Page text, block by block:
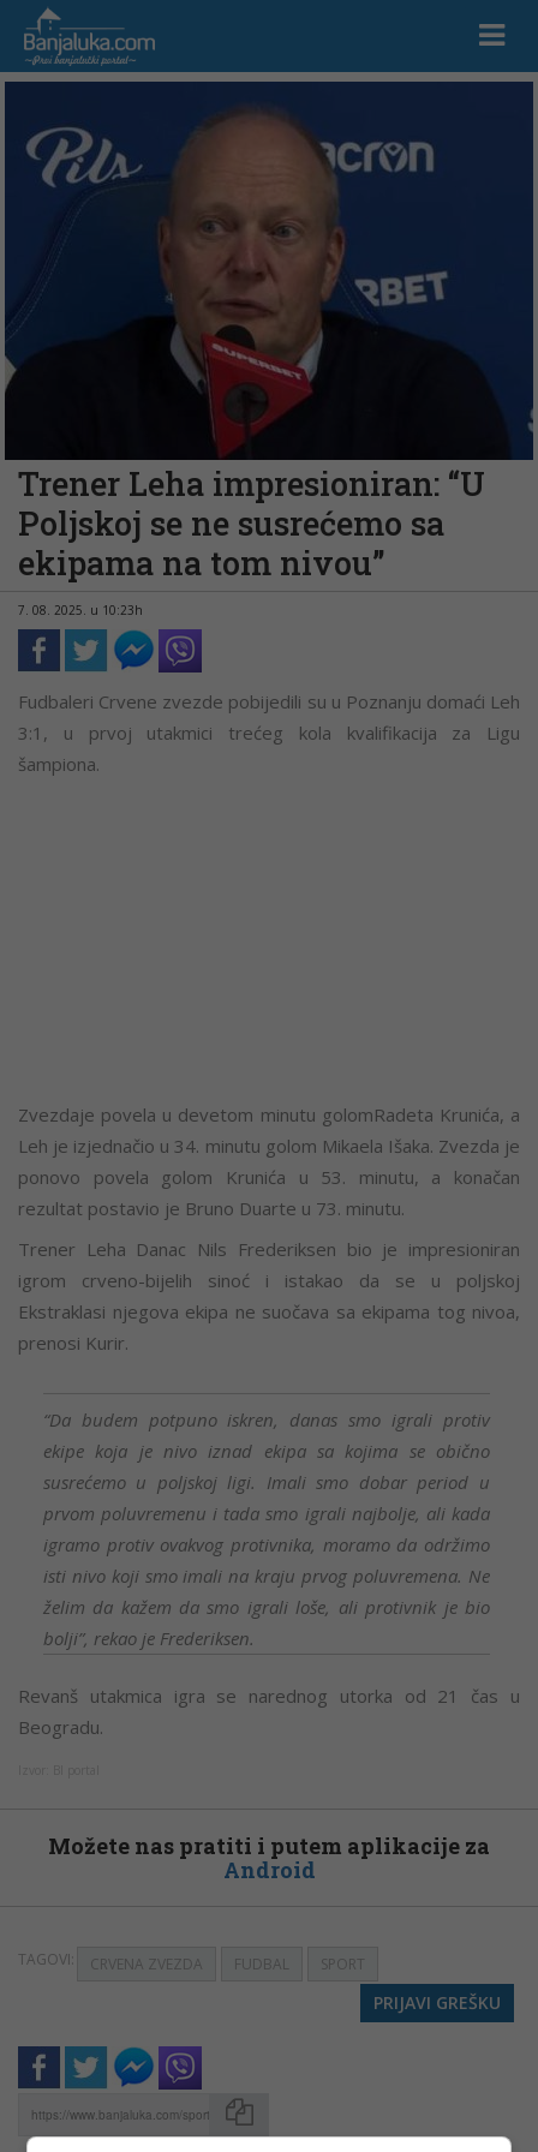
Trener Leha impresioniran: “U
Poljskoj se ne susrećemo sa
ekipama na tom nivou”
7. 08. 2025. u 10:23h
Fudbaleri Crvene zvezde pobijedili su u Poznanju domaći Leh
3:1, u prvoj utakmici trećeg kola kvalifikacija za Ligu
šampiona.
Zvezdaje povela u devetom minutu golomRadeta Krunića, a
Leh je izjednačio u 34. minutu golom Mikaela Išaka. Zvezda je
ponovo povela golom Krunića u 53. minutu, a konačan
rezultat postavio je Bruno Duarte u 73. minutu.
Trener Leha Danac Nils Frederiksen bio je impresioniran
igrom crveno-bijelih sinoć i istakao da se u poljskoj
Ekstraklasi njegova ekipa ne suočava sa ekipama tog nivoa,
prenosi Kurir.
“Da budem potpuno iskren, danas smo igrali protiv
ekipe koja je nivo iznad ekipa sa kojima se obično
susrećemo u poljskoj ligi. Imali smo dobar period u
prvom poluvremenu i tada smo igrali najbolje, ali kada
igramo protiv ovakvog protivnika, moramo da održimo
isti nivo koji smo imali na kraju prvog poluvremena. Ne
želim da kažem da smo igrali loše, ali protivnik je bio
bolji”, rekao je Frederiksen.
Revanš utakmica igra se narednog utorka od 21 čas u
Beogradu.
Možete nas pratiti i putem aplikacije za
Android
TAGOVI: CRVENA ZVEZDA FUDBAL SPORT
PRIJAVI GREŠKU